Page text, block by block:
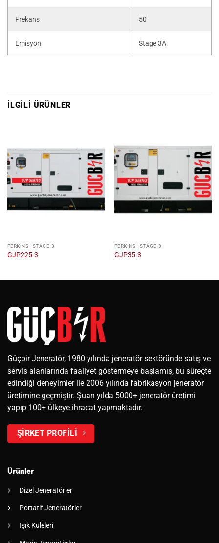
Frekans 50
Emisyon Stage 3A
İLGILI ÜRÜNLER
PERKINS - STAGE-3
GJP225-3
PERKINS - STAGE-3
GJP35-3
Güçbir Jeneratör, 1980 yılında jeneratör sektöründe satış ve
servis alanlarında faaliyet göstermeye başlamış, bu süreçte
edindiği deneyimler ile 2006 yılında fabrikasyon jeneratör
üretimine geçmiştir. Şuan yılda 5000+ jeneratör üretimi
yapıp 100+ ülkeye ihracat yapmaktadır.
ŞİRKET PROFİLİ
Ürünler
Dizel Jeneratörler
Portatif Jeneratörler
Işık Kuleleri